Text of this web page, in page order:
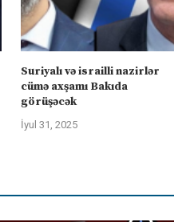
Suriyalı və israilli nazirlər
cümə axşamı Bakıda
görüşəcək
İyul 31, 2025